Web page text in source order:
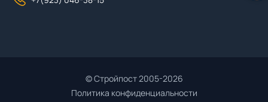
© Стройпост 2005-2026
Политика конфиденциальности